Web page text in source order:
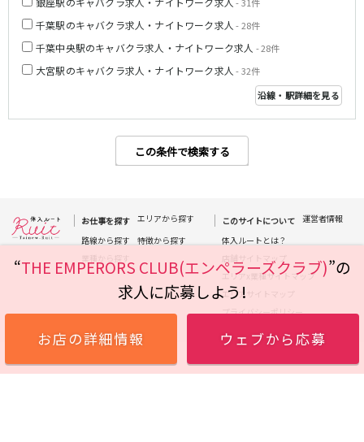
千葉駅のキャバクラ求人・ナイトワーク求人 - 28件
千葉中央駅のキャバクラ求人・ナイトワーク求人 - 28件
大宮駅のキャバクラ求人・ナイトワーク求人 - 32件
沿線・駅詳細を見る
この条件で検索する
西武新宿駅
本川越駅
所沢駅
東村山駅
久米川駅
新所沢駅
西武池袋線
池袋駅
練馬駅
ひばりヶ丘駅
清瀬駅
飯能駅
保谷駅
石神井公園駅
お仕事を探す エリアから探す
路線から探す
特徴から探す
このサイトについて
運営者情報
体入ルートとは？
店舗サイトマップ
エリアx業種サイトマップ
エリアサイトマップ
プライバシーポリシー
“THE EMPERORS CLUB(エンペラーズクラブ)”の
求人に応募しよう!
お店の詳細情報 ウェブから応募